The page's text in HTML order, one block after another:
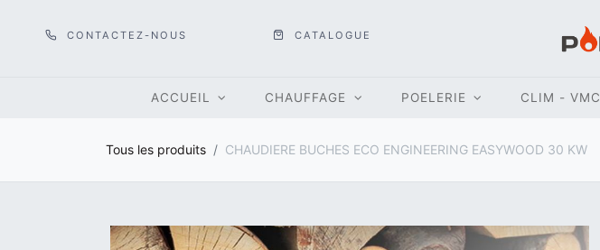
CONTACTEZ-NOUS CATALOGUE
ACCUEIL CHAUFFAGE POELERIE CLIM - VMC
Tous les produits CHAUDIERE BUCHES ECO ENGINEERING EASYWOOD 30 KW